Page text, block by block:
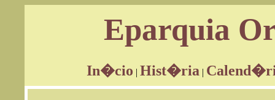
Eparquia
In�cio | Hist�ria |